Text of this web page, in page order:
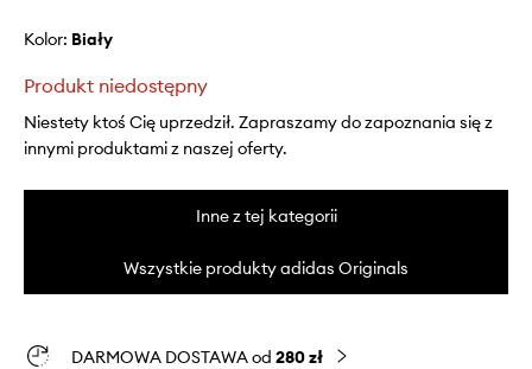
Kolor: biały
Produkt niedostępny
Niestety ktoś Cię uprzedził. Zapraszamy do zapoznania się z
innymi produktami z naszej oferty.
Inne z tej kategorii
Wszystkie produkty adidas Originals
DARMOWA DOSTAWA od 280 zł